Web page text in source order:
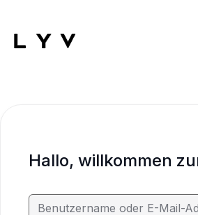
Hallo, willkommen